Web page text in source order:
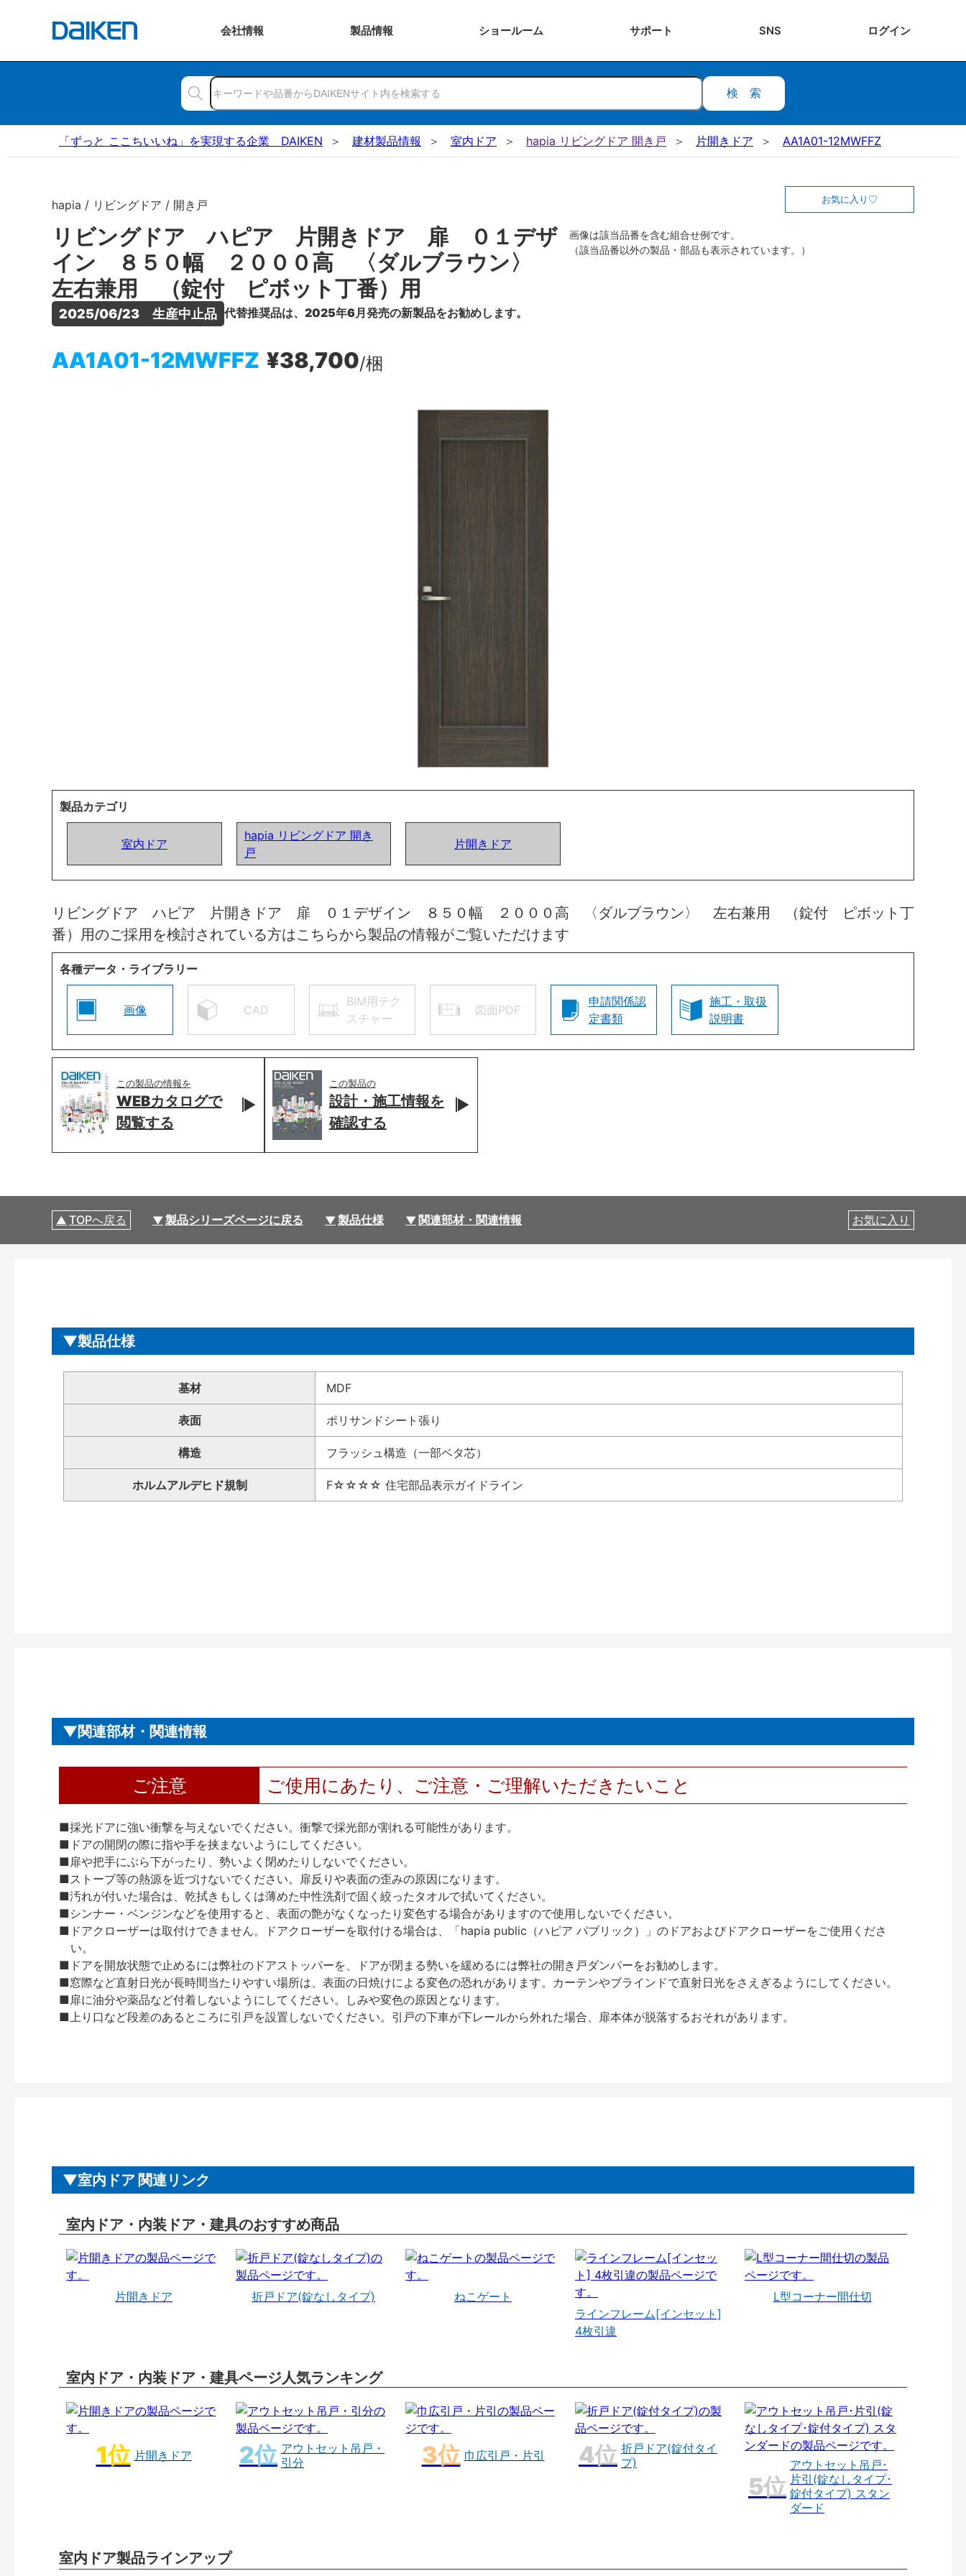
会社情報 製品情報 ショールーム サポート SNS ログイン
検索
「ずっと ここちいいね」を実現する企業 DAIKEN 建材製品情報 室内ドア hapia リビングドア 開き戸 片開きドア AA1A01-12MWFFZ
hapia / リビングドア / 開き戸
リビングドア ハピア 片開きドア 扉 ０１デザ
イン ８５０幅 ２０００高 〈ダルブラウン〉
左右兼用 （錠付 ピボット丁番）用
2025/06/23　生産中止品 代替推奨品は、2025年6月発売の新製品をお勧めします。
AA1A01-12MWFFZ ¥38,700/梱
お気に入り
画像は該当品番を含む組合せ例です。
（該当品番以外の製品・部品も表示されています。）
製品カテゴリ
室内ドア
hapia リビングドア 開き
戸
片開きドア
リビングドア ハピア 片開きドア 扉 ０１デザイン ８５０幅 ２０００高 〈ダルブラウン〉 左右兼用 （錠付 ピボット丁
番）用のご採用を検討されている方はこちらから製品の情報がご覧いただけます
各種データ・ライブラリー
画像 CAD
BIM用テク
スチャー
図面PDF
申請関係認
定書類
施工・取扱
説明書
この製品の情報を
WEBカタログで
閲覧する
この製品の
設計・施工情報を
確認する
TOPへ戻る 製品シリーズページに戻る 製品仕様 関連部材・関連情報 お気に入り
製品仕様
基材 MDF
表面 ポリサンドシート張り
構造 フラッシュ構造（一部ベタ芯）
ホルムアルデヒド規制 F☆☆☆☆ 住宅部品表示ガイドライン
関連部材・関連情報
ご注意 ご使用にあたり、ご注意・ご理解いただきたいこと
■採光ドアに強い衝撃を与えないでください。衝撃で採光部が割れる可能性があります。
■ドアの開閉の際に指や手を挟まないようにしてください。
■扉や把手にぶら下がったり、勢いよく閉めたりしないでください。
■ストーブ等の熱源を近づけないでください。扉反りや表面の歪みの原因になります。
■汚れが付いた場合は、乾拭きもしくは薄めた中性洗剤で固く絞ったタオルで拭いてください。
■シンナー・ベンジンなどを使用すると、表面の艶がなくなったり変色する場合がありますので使用しないでください。
■ドアクローザーは取付けできません。ドアクローザーを取付ける場合は、「hapia public（ハピア パブリック）」のドアおよびドアクローザーをご使用くださ
い。
■ドアを開放状態で止めるには弊社のドアストッパーを、ドアが閉まる勢いを緩めるには弊社の開き戸ダンパーをお勧めします。
■窓際など直射日光が長時間当たりやすい場所は、表面の日焼けによる変色の恐れがあります。カーテンやブラインドで直射日光をさえぎるようにしてください。
■扉に油分や薬品など付着しないようにしてください。しみや変色の原因となります。
■上り口など段差のあるところに引戸を設置しないでください。引戸の下車が下レールから外れた場合、扉本体が脱落するおそれがあります。
室内ドア 関連リンク
室内ドア・内装ドア・建具のおすすめ商品
片開きドア 折戸ドア(錠なしタイプ)
ねこゲート
ラインフレーム[インセット]
4枚引違
L型コーナー間仕切
室内ドア・内装ドア・建具ページ人気ランキング
片開きドア
アウトセット吊戸・
引分
巾広引戸・片引
折戸ドア(錠付タイ
プ)
アウトセット吊戸･
片引(錠なしタイプ･
錠付タイプ) スタン
ダード
室内ドア製品ラインアップ